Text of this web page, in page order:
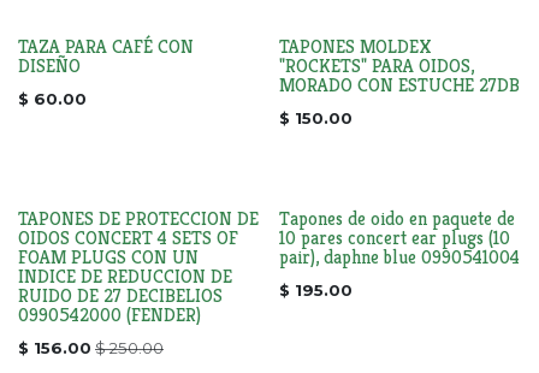
TAZA PARA CAFÉ CON
DISEÑO
$ 60.00
TAPONES MOLDEX
"ROCKETS" PARA OIDOS,
MORADO CON ESTUCHE 27DB
$ 150.00
TAPONES DE PROTECCION DE
OIDOS CONCERT 4 SETS OF
FOAM PLUGS CON UN
INDICE DE REDUCCION DE
RUIDO DE 27 DECIBELIOS
0990542000 (FENDER)
$ 156.00 $250.00
Tapones de oido en paquete de
10 pares concert ear plugs (10
pair), daphne blue 0990541004
$ 195.00